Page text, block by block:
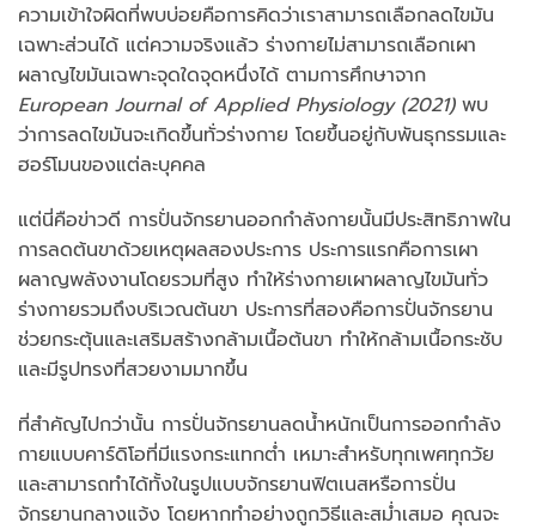
ความเข้าใจผิดที่พบบ่อยคือการคิดว่าเราสามารถเลือกลดไขมัน
เฉพาะส่วนได้ แต่ความจริงแล้ว ร่างกายไม่สามารถเลือกเผา
ผลาญไขมันเฉพาะจุดใดจุดหนึ่งได้ ตามการศึกษาจาก
European Journal of Applied Physiology (2021)พบ
ว่าการลดไขมันจะเกิดขึ้นทั่วร่างกาย โดยขึ้นอยู่กับพันธุกรรมและ
ฮอร์โมนของแต่ละบุคคล
แต่นี่คือข่าวดี การปั่นจักรยานออกกำลังกายนั้นมีประสิทธิภาพใน
การลดต้นขาด้วยเหตุผลสองประการ ประการแรกคือการเผา
ผลาญพลังงานโดยรวมที่สูง ทำให้ร่างกายเผาผลาญไขมันทั่ว
ร่างกายรวมถึงบริเวณต้นขา ประการที่สองคือการปั่นจักรยาน
ช่วยกระตุ้นและเสริมสร้างกล้ามเนื้อต้นขา ทำให้กล้ามเนื้อกระชับ
และมีรูปทรงที่สวยงามมากขึ้น
ที่สำคัญไปกว่านั้น การปั่นจักรยานลดน้ำหนักเป็นการออกกำลัง
กายแบบคาร์ดิโอที่มีแรงกระแทกต่ำ เหมาะสำหรับทุกเพศทุกวัย
และสามารถทำได้ทั้งในรูปแบบจักรยานฟิตเนสหรือการปั่น
จักรยานกลางแจ้ง โดยหากทำอย่างถูกวิธีและสม่ำเสมอ คุณจะ